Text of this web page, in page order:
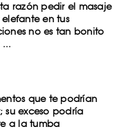
razón pedir el masaje
en tus
no es tan bonito
que te podrían
su exceso podría
a la tumba